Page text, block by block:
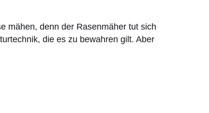
mähen, denn der Rasenmäher tut sich
die es zu bewahren gilt. Aber